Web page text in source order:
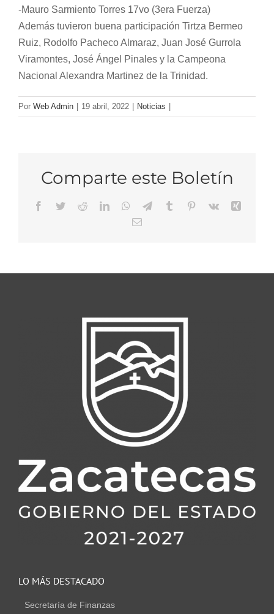
-Mauro Sarmiento Torres 17vo (3era Fuerza)
Además tuvieron buena participación Tirtza Bermeo
Ruiz, Rodolfo Pacheco Almaraz, Juan José Gurrola
Viramontes, José Ángel Pinales y la Campeona
Nacional Alexandra Martinez de la Trinidad.
Por Web Admin 19 abril, 2022 Noticias
Comparte este Boletín
Facebook
TwitterRedditLinkedInWhatsApp
TelegramTumblr Pinterest
Vk
Email
LO MÁS DESTACADO
Secretaría de Finanzas